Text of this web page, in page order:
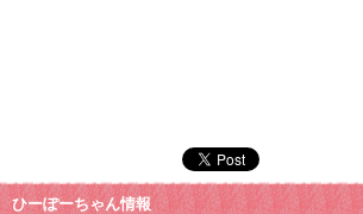
ひーぽーちゃん情報